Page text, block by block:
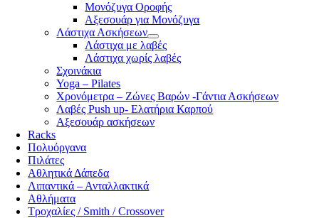
Μονόζυγα Οροφής
Αξεσουάρ για Μονόζυγα
Λάστιχα Ασκήσεων
Λάστιχα με λαβές
Λάστιχα χωρίς λαβές
Σχοινάκια
Yoga – Pilates
Χρονόμετρα – Ζώνες Βαρών -Γάντια Ασκήσεων
Λαβές Push up- Ελατήρια Καρπού
Αξεσουάρ ασκήσεων
Racks
Πολυόργανα
Πιλάτες
Αθλητικά Δάπεδα
Λιπαντικά – Ανταλλακτικά
Αθλήματα
Τροχαλίες / Smith / Crossover